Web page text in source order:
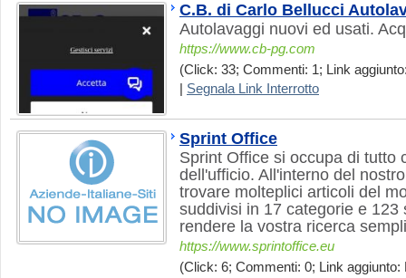
C.B. di Carlo Bellucci
Autolavaggi nuovi ed usati.
https://www.cb-pg.com
(Click: 33; Commenti: 1; Link
Segnala Link Interrotto
Sprint Office
Sprint Office si occupa di tutto
dell'ufficio. All'interno del
trovare molteplici articoli del
suddivisi in 17 categorie e 123
rendere la vostra ricerca
https://www.sprintoffice.eu
(Click: 6; Commenti: 0; Link aggiunto: